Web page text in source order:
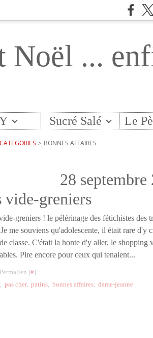
Noël ...
Sucré Salé Le
CATEGORIES > BONNES AFFAIRES
28 septembre
vide-greniers
greniers ! le pélérinage des fétichistes des
me souviens qu'adolescente, il était rare d'y
classe. C'était la honte d'y aller, le shopping
Pire encore pour ceux qui tenaient...
[#]
, pas cher, patins, bonnes affaires, dame-jeanne